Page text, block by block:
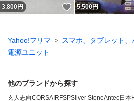
3,800円 いいね！
5,500円
Yahoo!フリマ スマホ、タブレット、
電源ユニット
他のブランドから探す
玄人志向CORSAIR FSPSilver StoneAntec日本